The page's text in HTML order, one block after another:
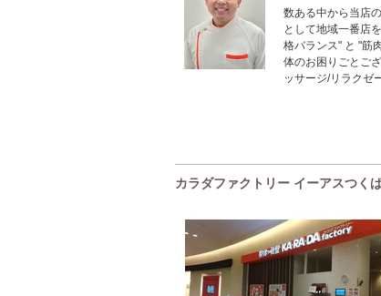
数ある中から当店
として地域一番店
格バランス" と "筋
体のお困りごとご
ッサージ/リラクゼ
カラダファクトリー イーアスつく